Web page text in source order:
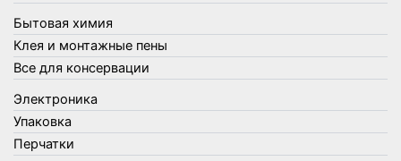
Хозяйственные товары
Швабры, стекломои, черенки и насадки
Шнуры, веревки и шпагаты
Электроника
Элементы питания
Бытовая химия
Клея и монтажные пены
Все для консервации
Электроника
Упаковка
Перчатки